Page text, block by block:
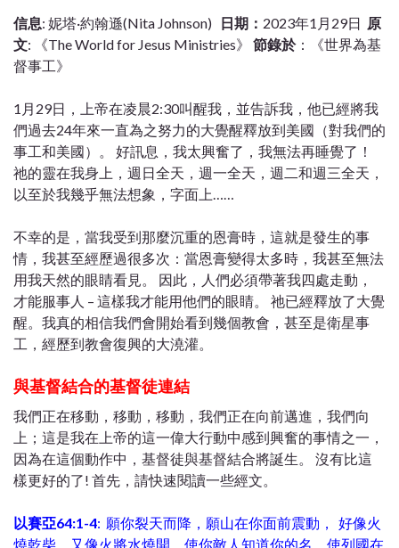
信息: 妮塔·約翰遜(Nita Johnson) 日期： 2023年1月29日 原
文: 《The World for Jesus Ministries》 節錄於：《世界為基
督事工》
1月29日，上帝在凌晨2:30叫醒我，並告訴我，他已經將我
們過去24年來一直為之努力的大覺醒釋放到美國（對我們的
事工和美國）。 好訊息，我太興奮了，我無法再睡覺了！
祂的靈在我身上，週日全天，週一全天，週二和週三全天，
以至於我幾乎無法想象，字面上……
不幸的是，當我受到那麼沉重的恩膏時，這就是發生的事
情，我甚至經歷過很多次：當恩膏變得太多時，我甚至無法
用我天然的眼睛看見。 因此，人們必須帶著我四處走動，
才能服事人 – 這樣我才能用他們的眼睛。 祂已經釋放了大覺
醒。我真的相信我們會開始看到幾個教會，甚至是衛星事
工，經歷到教會復興的大澆灌。
與基督結合的基督徒連結
我們正在移動，移動，移動，我們正在向前邁進，我們向
上；這是我在上帝的這一偉大行動中感到興奮的事情之一，
因為在這個動作中，基督徒與基督結合將誕生。 沒有比這
樣更好的了! 首先，請快速閱讀一些經文。
以賽亞64:1-4: 願你裂天而降，願山在你面前震動，
好像火
燒乾柴，又像火將水燒開，使你敵人知道你的名，使列國在